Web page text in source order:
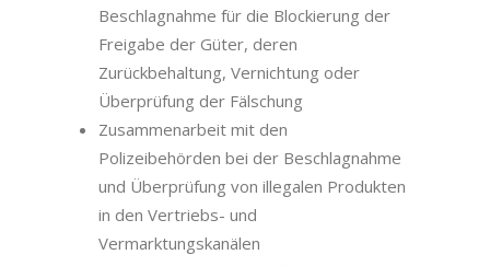
Beschlagnahme für die Blockierung der
Freigabe der Güter, deren
Zurückbehaltung, Vernichtung oder
Überprüfung der Fälschung
Zusammenarbeit mit den
Polizeibehörden bei der Beschlagnahme
und Überprüfung von illegalen Produkten
in den Vertriebs- und
Vermarktungskanälen